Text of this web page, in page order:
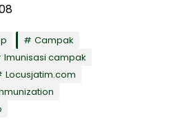
Campak
Imunisasi campak
Locusjatim.com